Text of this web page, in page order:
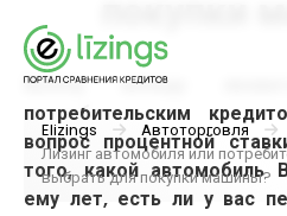
Elizings
Автоторговля
Лизинг автомобиля или
выбрать для покупки машины?
Выбор между
потребительским
вопрос процентной
того, какой автомобиль
ему лет, есть ли у вас